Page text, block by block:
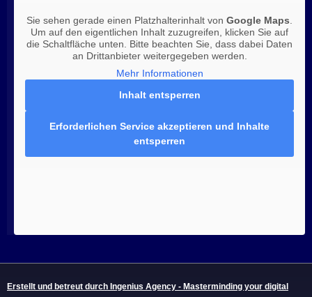
Sie sehen gerade einen Platzhalterinhalt von Google Maps
Um auf den eigentlichen Inhalt zuzugreifen, klicken Sie auf
die Schaltfläche unten. Bitte beachten Sie, dass dabei Daten
an Drittanbieter weitergegeben werden.
Mehr Informationen
Inhalt entsperren
Erforderlichen Service akzeptieren und Inhalte
entsperren
Erstellt und betreut durch Ingenius Agency - Masterminding your digital